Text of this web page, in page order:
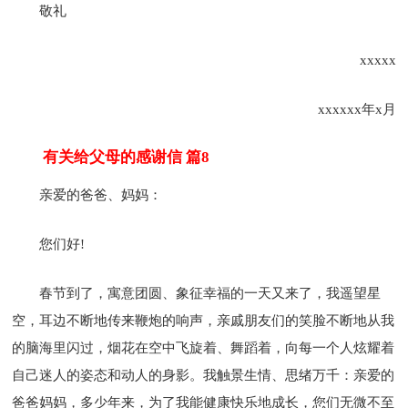
敬礼
xxxxx
xxxxxx年x月
有关给父母的感谢信 篇8
亲爱的爸爸、妈妈：
您们好!
春节到了，寓意团圆、象征幸福的一天又来了，我遥望星
空，耳边不断地传来鞭炮的响声，亲戚朋友们的笑脸不断地从我
的脑海里闪过，烟花在空中飞旋着、舞蹈着，向每一个人炫耀着
自己迷人的姿态和动人的身影。我触景生情、思绪万千：亲爱的
爸爸妈妈，多少年来，为了我能健康快乐地成长，您们无微不至